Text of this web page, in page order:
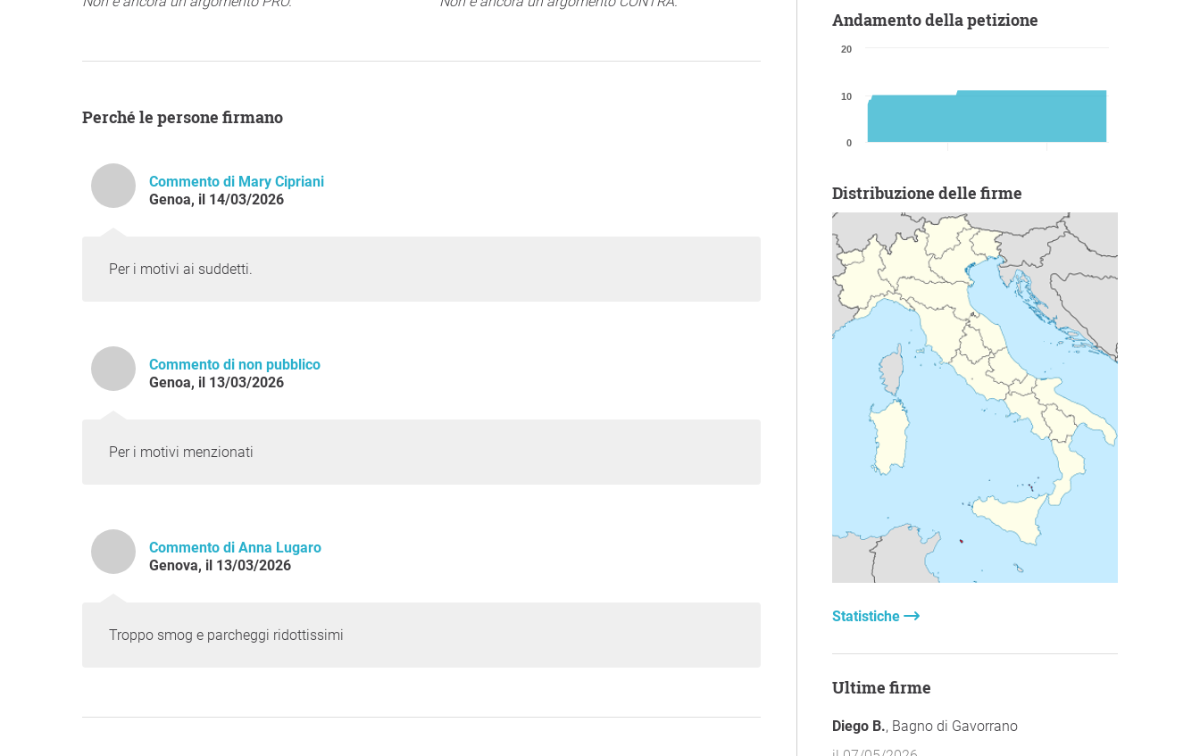
Perché le persone firmano
Commento di Mary Cipriani
Genoa, il 14/03/2026
Per i motivi ai suddetti.
Commento di non pubblico
Genoa, il 13/03/2026
Per i motivi menzionati
Commento di Anna Lugaro
Genova, il 13/03/2026
Troppo smog e parcheggi ridottissimi
Andamento della petizione
0
10
20
Distribuzione delle firme
Statistiche
Ultime firme
Diego B., Bagno di Gavorrano